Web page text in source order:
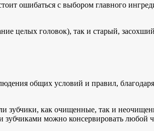
ошибаться с выбором главного
целых головок), так и старый,
общих условий и правил,
зубчики, как очищенные, так и
можно консервировать любой